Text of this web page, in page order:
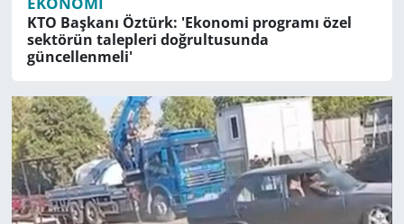
EKONOMI
KTO Başkanı Öztürk: 'Ekonomi programı özel
sektörün talepleri doğrultusunda
güncellenmeli'